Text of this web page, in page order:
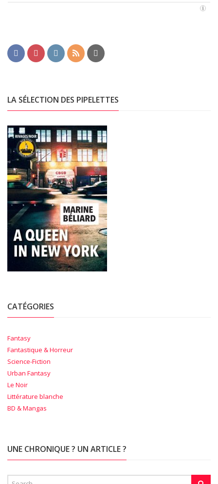
LA SÉLECTION DES PIPELETTES
CATÉGORIES
Fantasy
Fantastique & Horreur
Science-Fiction
Urban Fantasy
Le Noir
Littérature blanche
BD & Mangas
UNE CHRONIQUE ? UN ARTICLE ?